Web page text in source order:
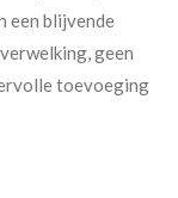
een blijvende
geen
toevoeging